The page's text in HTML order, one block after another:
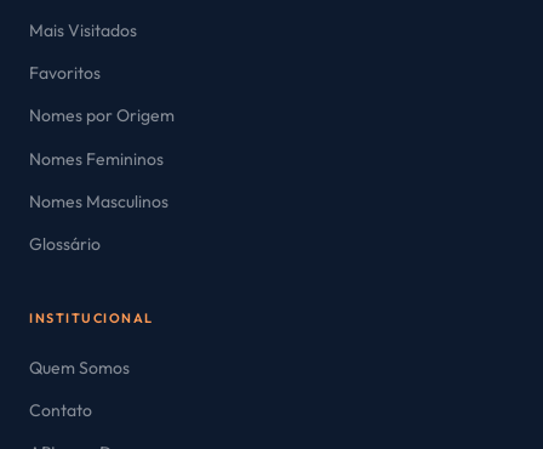
Mais Visitados
Favoritos
Nomes por Origem
Nomes Femininos
Nomes Masculinos
Glossário
INSTITUCIONAL
Quem Somos
Contato